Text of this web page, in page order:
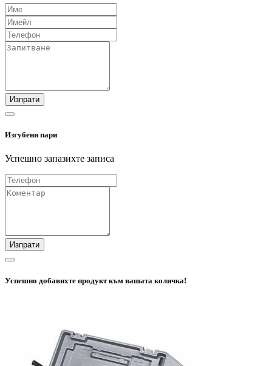
Изпрати
Изгубени пари
Успешно запазихте записа
Изпрати
Успешно добавихте продукт към вашата количка!